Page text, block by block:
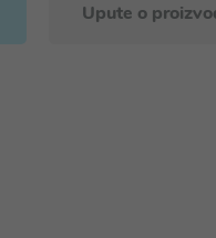
Upute o